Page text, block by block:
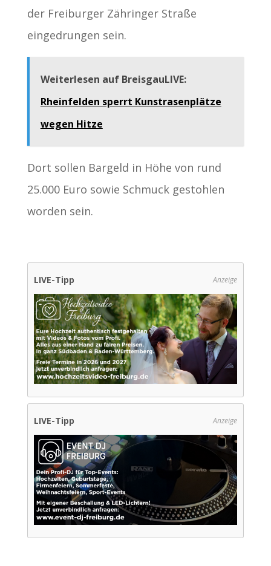
der Freiburger Zähringer Straße
eingedrungen sein.
Weiterlesen auf BreisgauLIVE:
Rheinfelden sperrt Kunstrasenplätze
wegen Hitze
Dort sollen Bargeld in Höhe von rund
25.000 Euro sowie Schmuck gestohlen
worden sein.
LIVE-Tipp Anzeige
LIVE-Tipp Anzeige